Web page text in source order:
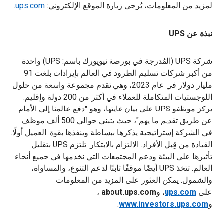
لمزيد من المعلومات، يُرجى زيارة الموقع الإلكتروني: ups.com
.
نبذة عن UPS
شركة UPS (المُدرجة في بورصة نيويورك باسم: UPS) واحدة
من أكبر شركات تسليم الطرود في العالم بإيرادات بلغت 91
مليار دولار في عام 2023، وهي تقدم مجموعة واسعة من حلول
اللوجستيات المتكاملة للعملاء في أكثر من 200 دولة وإقليم.
يركز موظفو UPS على بيان غايتها، وهو "دفع عالمنا إلى الأمام
عن طريق تقديم ما يهم"، حيث يتبنى حوالي 500 ألف موظف
في الشركة إستراتيجية يذكرها ببساطة وينفذها بقوة: العميل أولًا.
القيادة من قِبل الأفراد. الالتزام بالابتكار. تلتزم UPS بتقليل
تأثيرها على البيئة ودعم المجتمعات التي نخدمها في جميع أنحاء
العالم. تتخذ UPS أيضًا موقفًا ثابتًا لدعم التنوع، والمساواة،
والشمول. يمكن العثور على المزيد من المعلومات
على ups.com، وabout.ups.com ،
وwww.investors.ups.com
.